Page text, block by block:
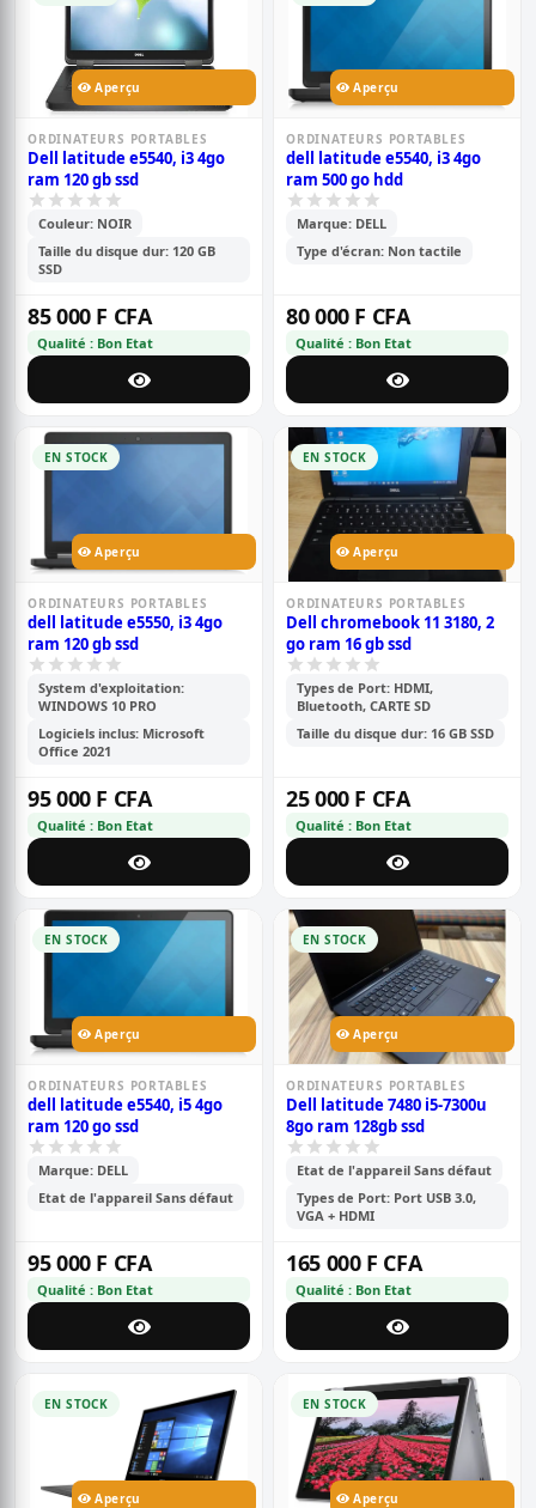
Aperçu
ORDINATEURS PORTABLES
Dell latitude e5540, i3 4go
ram 120 gb ssd
Couleur: NOIR
Taille du disque dur: 120 GB
SSD
85 000 F CFA
Qualité : Bon Etat
Aperçu
ORDINATEURS PORTABLES
dell latitude e5540, i3 4go
ram 500 go hdd
Marque: DELL
Type d'écran: Non tactile
80 000 F CFA
Qualité : Bon Etat
EN STOCK
Aperçu
ORDINATEURS PORTABLES
dell latitude e5550, i3 4go
ram 120 gb ssd
System d'exploitation:
WINDOWS 10 PRO
Logiciels inclus: Microsoft
Office 2021
95 000 F CFA
Qualité : Bon Etat
EN STOCK
Aperçu
ORDINATEURS PORTABLES
Dell chromebook 11 3180, 2
go ram 16 gb ssd
Types de Port: HDMI,
Bluetooth, CARTE SD
Taille du disque dur: 16 GB SSD
25 000 F CFA
Qualité : Bon Etat
EN STOCK
Aperçu
ORDINATEURS PORTABLES
dell latitude e5540, i5 4go
ram 120 go ssd
Marque: DELL
Etat de l'appareil Sans défaut
95 000 F CFA
Qualité : Bon Etat
EN STOCK
Aperçu
ORDINATEURS PORTABLES
Dell latitude 7480 i5-7300u
8go ram 128gb ssd
Etat de l'appareil Sans défaut
Types de Port: Port USB 3.0,
VGA + HDMI
165 000 F CFA
Qualité : Bon Etat
EN STOCK
Aperçu
EN STOCK
Aperçu